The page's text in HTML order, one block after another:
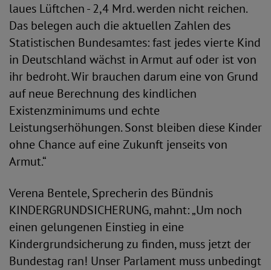
laues Lüftchen - 2,4 Mrd. werden nicht reichen.
Das belegen auch die aktuellen Zahlen des
Statistischen Bundesamtes: fast jedes vierte Kind
in Deutschland wächst in Armut auf oder ist von
ihr bedroht. Wir brauchen darum eine von Grund
auf neue Berechnung des kindlichen
Existenzminimums und echte
Leistungserhöhungen. Sonst bleiben diese Kinder
ohne Chance auf eine Zukunft jenseits von
Armut.“
Verena Bentele, Sprecherin des Bündnis
KINDERGRUNDSICHERUNG, mahnt: „Um noch
einen gelungenen Einstieg in eine
Kindergrundsicherung zu finden, muss jetzt der
Bundestag ran! Unser Parlament muss unbedingt